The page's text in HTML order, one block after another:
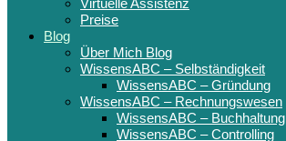
Virtuelle Assistenz
Preise
Blog
Über Mich Blog
WissensABC – Selbständigkeit
WissensABC – Gründung
WissensABC – Rechnungswesen
WissensABC – Buchhaltung
WissensABC – Controlling